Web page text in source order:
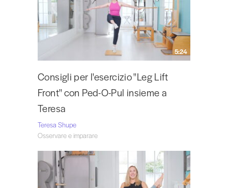
5:24
Consigli per l'esercizio "Leg Lift
Front" con Ped-O-Pul insieme a
Teresa
Teresa Shupe
Osservare e imparare